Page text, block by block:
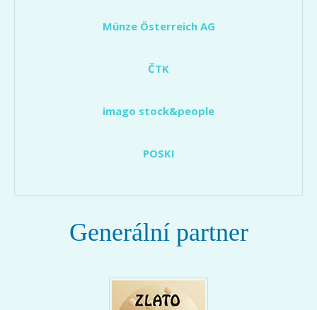
Münze Österreich AG
ČTK
imago stock&people
POSKI
Generální partner